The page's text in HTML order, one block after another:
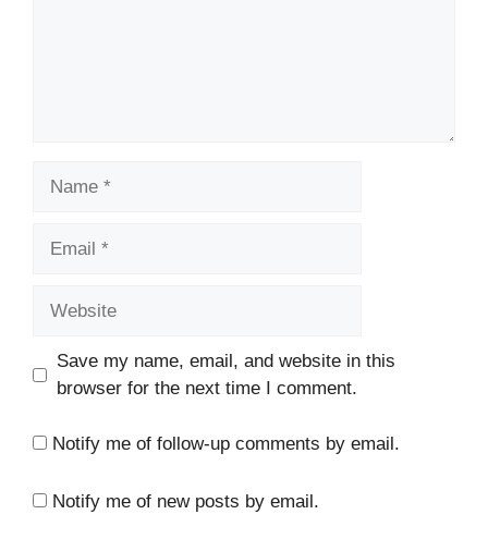
Save my name, email, and website in this
browser for the next time I comment.
Notify me of follow-up comments by email.
Notify me of new posts by email.